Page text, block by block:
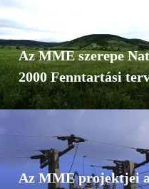
Az MME szerepe
2000 Fenntartási
készítésében a
területén
Az MME projektjei